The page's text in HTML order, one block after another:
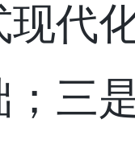
现代
；三